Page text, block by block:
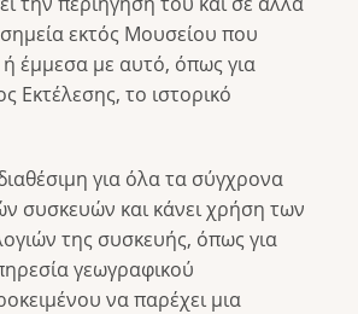
εκτός Μουσείου που
έμμεσα με αυτό, όπως για
Εκτέλεσης, το ιστορικό
για όλα τα σύγχρονα
συσκευών και κάνει χρήση των
της συσκευής, όπως για
γεωγραφικού
να παρέχει μια